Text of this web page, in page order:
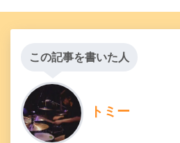
この記事を書いた人
トミー